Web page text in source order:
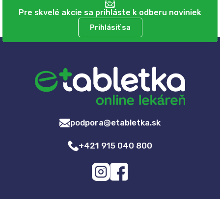
Pre skvelé akcie sa prihláste k odberu noviniek
Prihlásiť sa
podpora@etabletka.sk
+421 915 040 800